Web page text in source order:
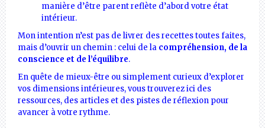
manière d’être parent reflète d’abord votre état
intérieur.
Mon intention n’est pas de livrer des recettes toutes faites,
mais d’ouvrir un chemin : celui de la compréhension, de la
conscience et de l’équilibre.
En quête de mieux-être ou simplement curieux d’explorer
vos dimensions intérieures, vous trouverez ici des
ressources, des articles et des pistes de réflexion pour
avancer à votre rythme.